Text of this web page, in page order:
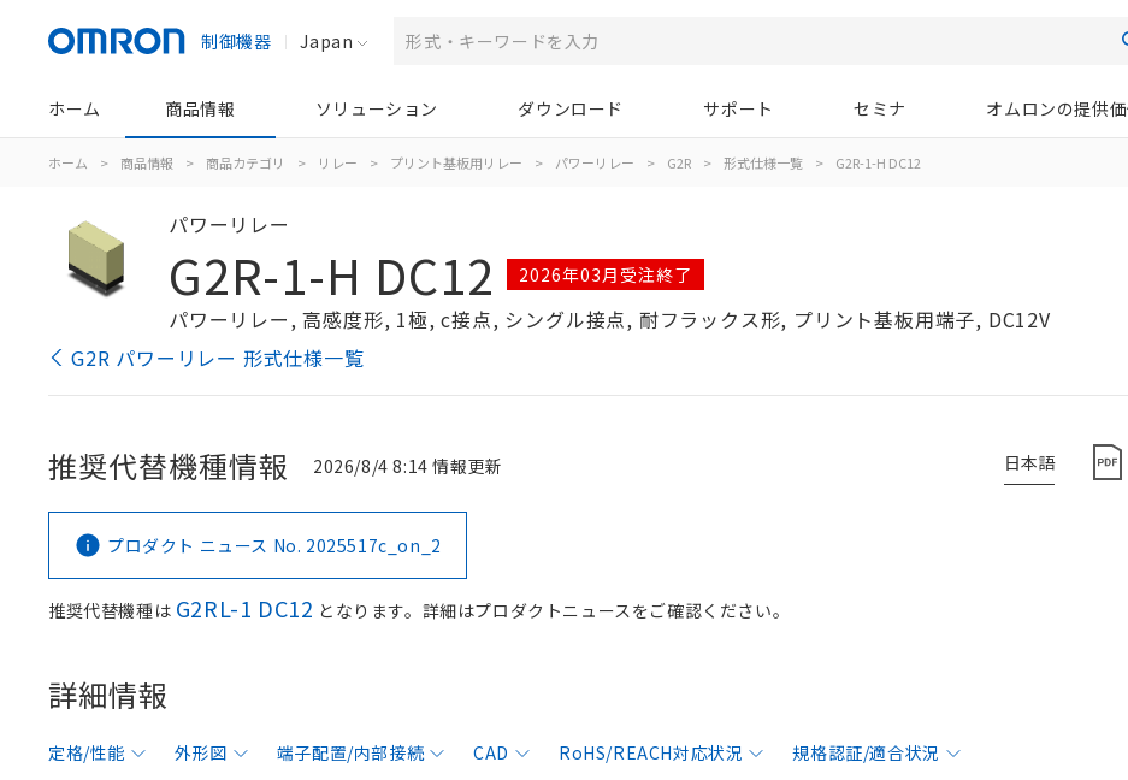
制御機器 Japan
ホーム 商品情報 ソリューション ダウンロード サポート セミナ オムロンの提供
ホーム > 商品情報 > 商品カテゴリ > リレー > プリント基板用リレー > パワーリレー > G2R > 形式仕様一覧 > G2R-1-H DC12
パワーリレー
G2R-1-H DC12 2026年03月受注終了
パワーリレー, 高感度形, 1極, c接点, シングル接点, 耐フラックス形, プリント基板用端子, DC12V
G2R パワーリレー 形式仕様一覧
日本語
推奨代替機種情報 2026/8/4 8:14 情報更新
プロダクト ニュース No. 2025517c_on_2
推奨代替機種は G2RL-1 DC12 となります。詳細はプロダクトニュースをご確認ください。
詳細情報
定格/性能 外形図 端子配置/内部接続 CAD RoHS/REACH対応状況 規格認証/適合状況